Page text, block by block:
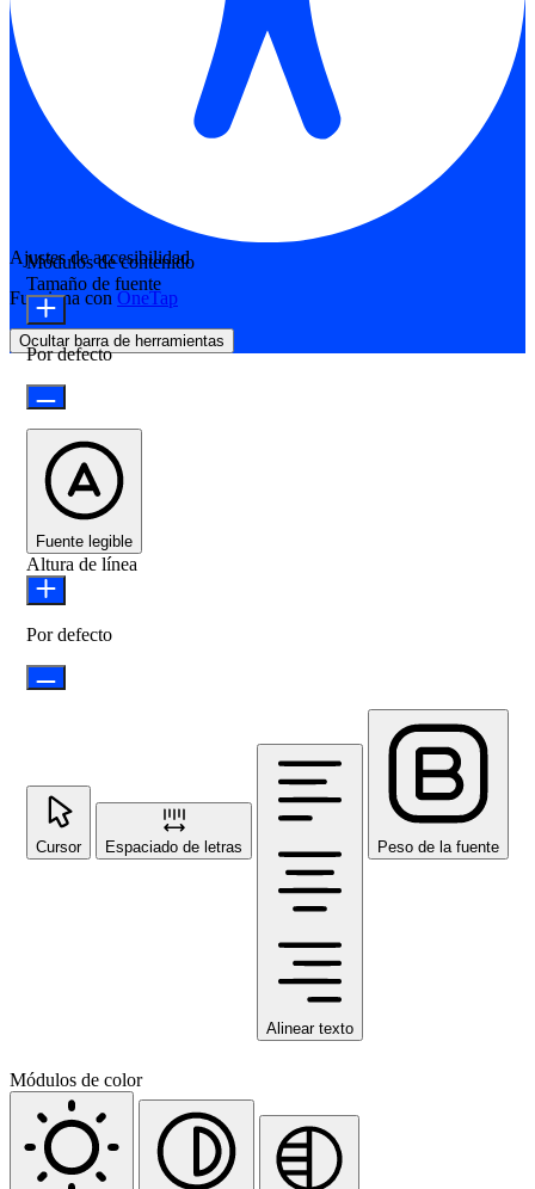
Ajustes de accesibilidad
Funciona con OneTap
Ocultar barra de herramientas
Módulos de contenido
Tamaño de fuente
Por defecto
Fuente legible
Altura de línea
Por defecto
Cursor Espaciado de letras
Alinear texto
Peso de la fuente
Módulos de color